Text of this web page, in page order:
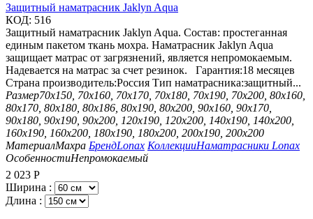
Защитный наматрасник Jaklyn Aqua
КОД: 516
Защитный наматрасник Jaklyn Aqua. Состав: простеганная
единым пакетом ткань мохра. Наматрасник Jaklyn Aqua
защищает матрас от загрязнений, является непромокаемым.
Надевается на матрас за счет резинок. Гарантия:18 месяцев
Страна производитель:Россия Тип наматрасника:защитный...
Размер70х150, 70х160, 70х170, 70х180, 70х190, 70х200, 80х160,
80х170, 80х180, 80х186, 80х190, 80х200, 90х160, 90х170,
90х180, 90х190, 90х200, 120х190, 120х200, 140х190, 140х200,
160х190, 160х200, 180х190, 180х200, 200х190, 200х200
МатериалМахра БрендLonax КоллекцииНаматрасники Lonax
ОсобенностиНепромокаемый
2 023 Р
Ширина :
Длина :